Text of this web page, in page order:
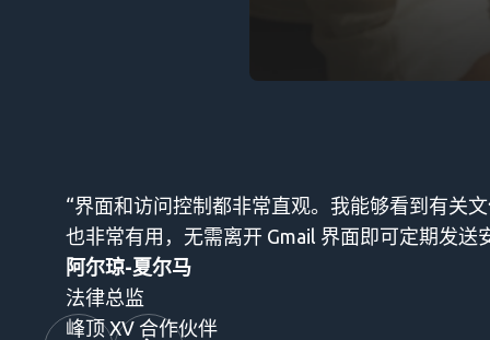
“界面和访问控制都非常直观。我能够看到有关
也非常有用，无需离开 Gmail 界面即可定期发送
阿尔琼-夏尔马
法律总监
峰顶 XV 合作伙伴